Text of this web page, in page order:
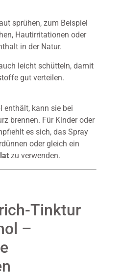
sprühen, zum Beispiel
Hautirritationen oder
in der Natur.
leicht schütteln, damit
gut verteilen.
enthält, kann sie bei
brennen. Für Kinder oder
es sich, das Spray
oder gleich ein
zu verwenden.
Tinktur
–